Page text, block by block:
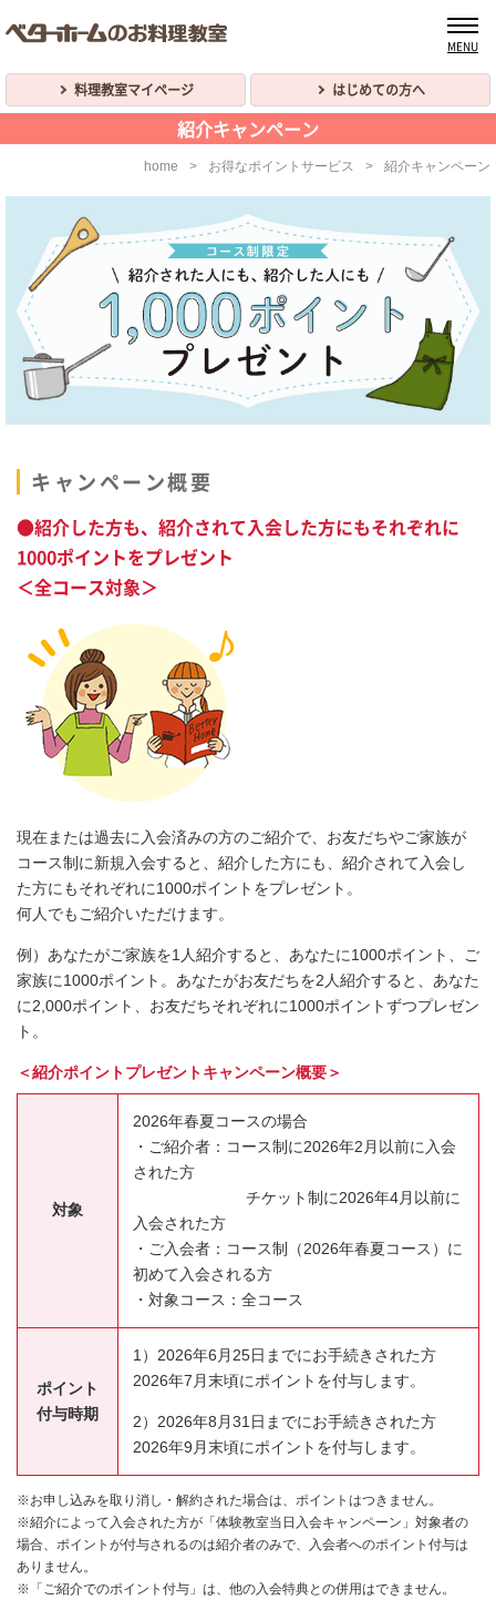
料理教室マイページ はじめての方へ
紹介キャンペーン
home > お得なポイントサービス > 紹介キャンペーン
キャンペーン概要
●紹介した方も、紹介されて入会した方にもそれぞれに
1000ポイントをプレゼント
＜全コース対象＞
現在または過去に入会済みの方のご紹介で、お友だちやご家族が
コース制に新規入会すると、紹介した方にも、紹介されて入会し
た方にもそれぞれに1000ポイントをプレゼント。
何人でもご紹介いただけます。
例）あなたがご家族を1人紹介すると、あなたに1000ポイント、ご
家族に1000ポイント。あなたがお友だちを2人紹介すると、あなた
に2,000ポイント、お友だちそれぞれに1000ポイントずつプレゼン
ト。
＜紹介ポイントプレゼントキャンペーン概要＞
対象
2026年春夏コースの場合
・ご紹介者：コース制に2026年2月以前に入会
された方
チケット制に2026年4月以前に
入会された方
・ご入会者：コース制（2026年春夏コース）に
初めて入会される方
・対象コース：全コース
ポイント
付与時期
1）2026年6月25日までにお手続きされた方
2026年7月末頃にポイントを付与します。
2）2026年8月31日までにお手続きされた方
2026年9月末頃にポイントを付与します。
※お申し込みを取り消し・解約された場合は、ポイントはつきません。
※紹介によって入会された方が「体験教室当日入会キャンペーン」対象者の
場合、ポイントが付与されるのは紹介者のみで、入会者へのポイント付与は
ありません。
※「ご紹介でのポイント付与」は、他の入会特典との併用はできません。